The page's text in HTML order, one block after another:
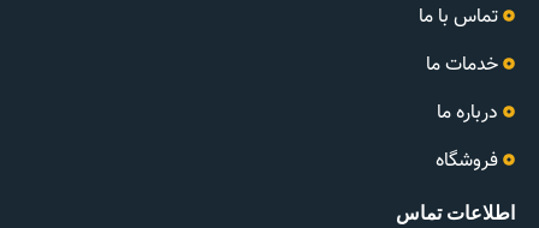
تماس با ما
خدمات ما
درباره ما
فروشگاه
اطلاعات تماس